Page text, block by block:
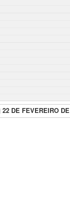
22 DE FEVEREIRO